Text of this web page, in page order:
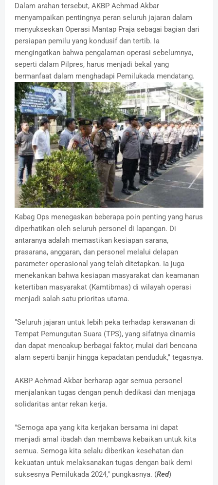
Dalam arahan tersebut, AKBP Achmad Akbar
menyampaikan pentingnya peran seluruh jajaran dalam
menyukseskan Operasi Mantap Praja sebagai bagian dari
persiapan pemilu yang kondusif dan tertib. Ia
mengingatkan bahwa pengalaman operasi sebelumnya,
seperti dalam Pilpres, harus menjadi bekal yang
bermanfaat dalam menghadapi Pemilukada mendatang.
Kabag Ops menegaskan beberapa poin penting yang harus
diperhatikan oleh seluruh personel di lapangan. Di
antaranya adalah memastikan kesiapan sarana,
prasarana, anggaran, dan personel melalui delapan
parameter operasional yang telah ditetapkan. Ia juga
menekankan bahwa kesiapan masyarakat dan keamanan
ketertiban masyarakat (Kamtibmas) di wilayah operasi
menjadi salah satu prioritas utama.
"Seluruh jajaran untuk lebih peka terhadap kerawanan di
Tempat Pemungutan Suara (TPS), yang sifatnya dinamis
dan dapat mencakup berbagai faktor, mulai dari bencana
alam seperti banjir hingga kepadatan penduduk," tegasnya.
AKBP Achmad Akbar berharap agar semua personel
menjalankan tugas dengan penuh dedikasi dan menjaga
solidaritas antar rekan kerja.
"Semoga apa yang kita kerjakan bersama ini dapat
menjadi amal ibadah dan membawa kebaikan untuk kita
semua. Semoga kita selalu diberikan kesehatan dan
kekuatan untuk melaksanakan tugas dengan baik demi
suksesnya Pemilukada 2024," pungkasnya. (Red)